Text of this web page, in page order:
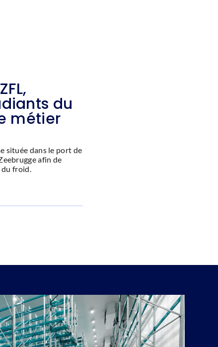
du
métier
située dans le port de
afin de
du froid.